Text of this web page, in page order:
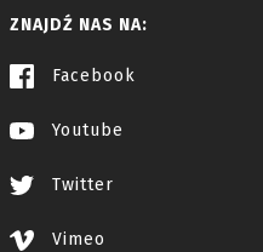
ZNAJDŹ NAS NA:
Facebook
Youtube
Twitter
Vimeo